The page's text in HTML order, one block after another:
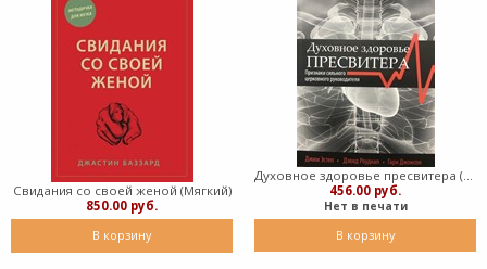
Свидания со своей женой (Мягкий)
850.00 руб.
В корзину
456.00 руб.
Нет в печати
В корзину